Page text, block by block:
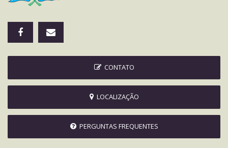
CONTATO
LOCALIZAÇÃO
PERGUNTAS FREQUENTES